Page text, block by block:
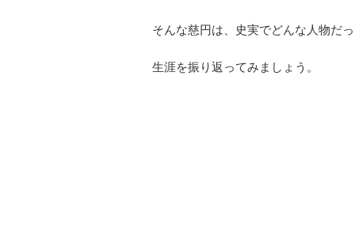
そんな慈円は、史実でどんな人物だ
生涯を振り返ってみましょう。